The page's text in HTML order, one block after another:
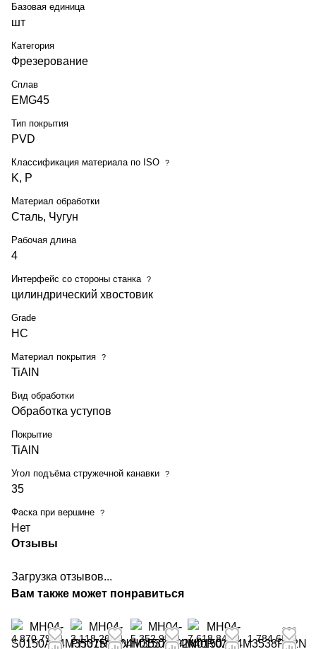
Базовая единица
шт
Категория
Фрезерование
Сплав
EMG45
Тип покрытия
PVD
Классификация материала по ISO ?
K, P
Материал обработки
Сталь, Чугун
Рабочая длина
4
Интерфейс со стороны станка ?
цилиндрический хвостовик
Grade
HC
Материал покрытия ?
TiAlN
Вид обработки
Обработка уступов
Покрытие
TiAlN
Угол подъёма стружечной канавки ?
35
Фаска при вершине ?
Нет
Отзывы
Загрузка отзывов...
Вам также может понравиться
4 870,79 ₽ 3 118,26 ₽ 5 352,99 ₽ 7 618,84 ₽ 1 784,68 ₽